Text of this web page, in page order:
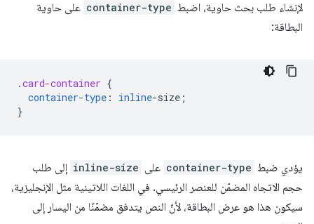
لإنشاء طلب بحث حاوية، اضبط container-type على حاوية
البطاقة:
.card-container {
container-type : inline-size ;
}
يؤدي ضبط container-type على inline-size إلى طلب
حجم الاتجاه المضمّن للعنصر الرئيسي. في اللغات اللاتينية مثل الإنجليزية،
سيكون هذا هو عرض البطاقة، لأنّ النص يتدفق مضمّنًا من اليسار إلى